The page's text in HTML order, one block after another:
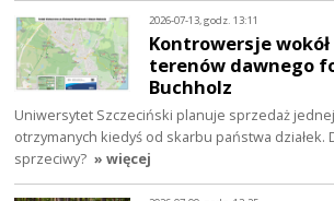
2026-07-13, godz. 13:11
Kontrowersje
terenów dawnego
Buchholz
Uniwersytet Szczeciński planuje sprzedaż
otrzymanych kiedyś od skarbu państwa działek.
sprzeciwy? » więcej